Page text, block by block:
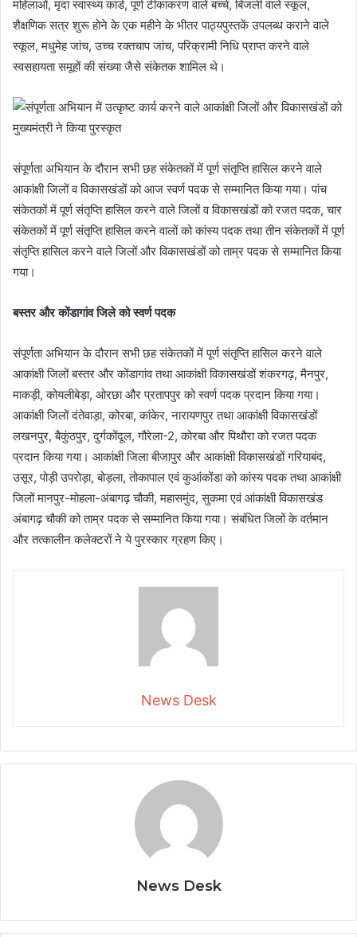
महिलाओं, मृदा स्वास्थ्य कार्ड, पूर्ण टीकाकरण वाले बच्चे, बिजली वाले स्कूल,
शैक्षणिक सत्र शुरू होने के एक महीने के भीतर पाठ्यपुस्तकें उपलब्ध कराने वाले
स्कूल, मधुमेह जांच, उच्च रक्तचाप जांच, परिक्रामी निधि प्राप्त करने वाले
स्वसहायता समूहों की संख्या जैसे संकेतक शामिल थे।
संपूर्णता अभियान के दौरान सभी छह संकेतकों में पूर्ण संतृप्ति हासिल करने वाले
आकांक्षी जिलों व विकासखंडों को आज स्वर्ण पदक से सम्मानित किया गया। पांच
संकेतकों में पूर्ण संतृप्ति हासिल करने वाले जिलों व विकासखंडों को रजत पदक, चार
संकेतकों में पूर्ण संतृप्ति हासिल करने वालों को कांस्य पदक तथा तीन संकेतकों में पूर्ण
संतृप्ति हासिल करने वाले जिलों और विकासखंडों को ताम्र पदक से सम्मानित किया
गया।
बस्तर और कोंडागांव जिले को स्वर्ण पदक
संपूर्णता अभियान के दौरान सभी छह संकेतकों में पूर्ण संतृप्ति हासिल करने वाले
आकांक्षी जिलों बस्तर और कोंडागांव तथा आकांक्षी विकासखंडों शंकरगढ़, मैनपुर,
माकड़ी, कोयलीबेड़ा, ओरछा और प्रतापपुर को स्वर्ण पदक प्रदान किया गया।
आकांक्षी जिलों दंतेवाड़ा, कोरबा, कांकेर, नारायणपुर तथा आकांक्षी विकासखंडों
लखनपुर, बैकुंठपुर, दुर्गकोंदूल, गौरेला-2, कोरबा और पिथौरा को रजत पदक
प्रदान किया गया। आकांक्षी जिला बीजापुर और आकांक्षी विकासखंडों गरियाबंद,
उसूर, पोड़ी उपरोड़ा, बोड़ला, तोकापाल एवं कुआंकोंडा को कांस्य पदक तथा आकांक्षी
जिलों मानपुर-मोहला-अंबागढ़ चौकी, महासमुंद, सुकमा एवं आंकांक्षी विकासखंड
अंबागढ़ चौकी को ताम्र पदक से सम्मानित किया गया। संबंधित जिलों के वर्तमान
और तत्कालीन कलेक्टरों ने ये पुरस्कार ग्रहण किए।
News Desk
News Desk